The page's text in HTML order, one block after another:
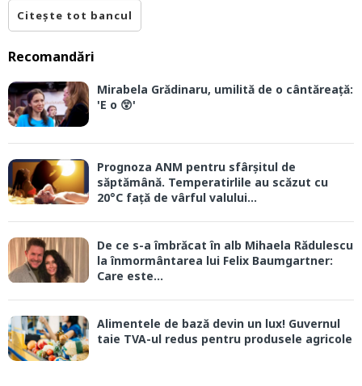
Citește tot bancul
Recomandări
Mirabela Grădinaru, umilită de o cântăreață:
'E o 😲'
Prognoza ANM pentru sfârșitul de
săptămână. Temperatirlile au scăzut cu
20°C față de vârful valului...
De ce s-a îmbrăcat în alb Mihaela Rădulescu
la înmormântarea lui Felix Baumgartner:
Care este...
Alimentele de bază devin un lux! Guvernul
taie TVA-ul redus pentru produsele agricole